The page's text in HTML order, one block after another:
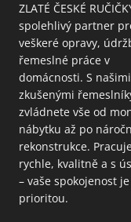
ZLATÉ ČESKÉ
spolehlivý partner
veškeré opravy,
řemeslné práce v
domácnosti. S našimi
zkušenými
zvládnete vše od
nábytku až po
rekonstrukce.
rychle, kvalitně a s
– vaše spokojenost
prioritou.